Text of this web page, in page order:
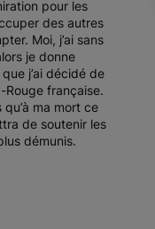
pour les
des autres
Moi, j’ai sans
je donne
j’ai décidé de
Rouge française.
ma mort ce
de soutenir les
démunis.